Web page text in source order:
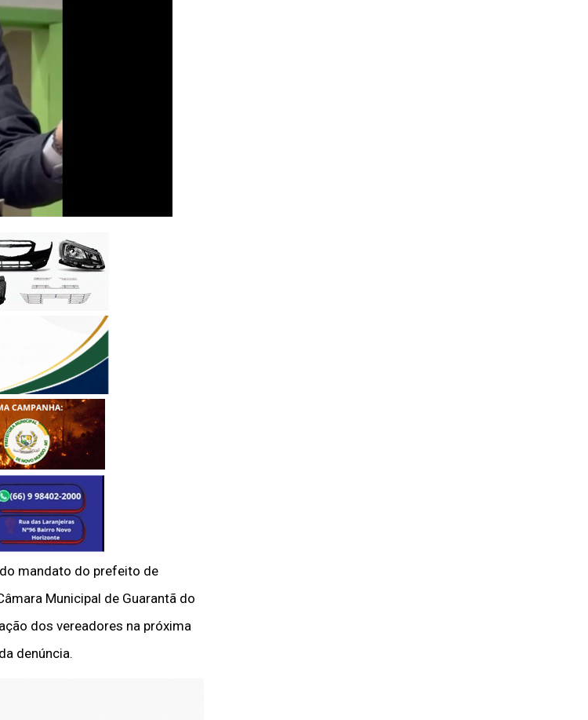
mandato do prefeito de
Municipal de Guarantã do
dos vereadores na próxima
denúncia.